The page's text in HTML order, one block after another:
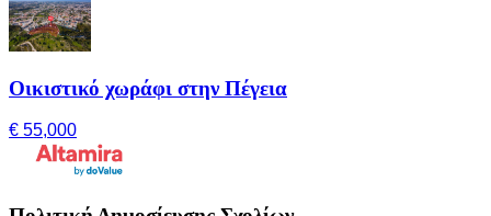
Οικιστικό χωράφι στην Πέγεια
€ 55,000